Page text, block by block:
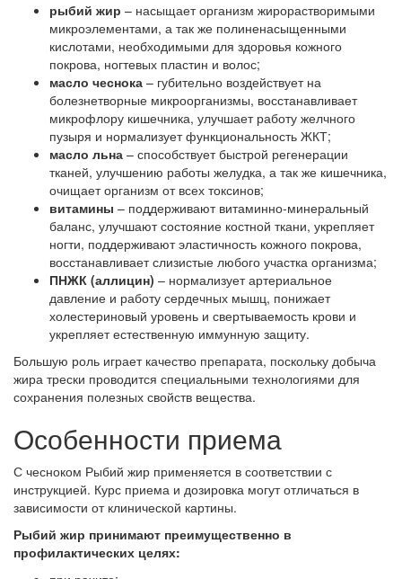
рыбий жир – насыщает организм жирорастворимыми
микроэлементами, а так же полиненасыщенными
кислотами, необходимыми для здоровья кожного
покрова, ногтевых пластин и волос;
масло чеснока – губительно воздействует на
болезнетворные микроорганизмы, восстанавливает
микрофлору кишечника, улучшает работу желчного
пузыря и нормализует функциональность ЖКТ;
масло льна – способствует быстрой регенерации
тканей, улучшению работы желудка, а так же кишечника,
очищает организм от всех токсинов;
витамины – поддерживают витаминно-минеральный
баланс, улучшают состояние костной ткани, укрепляет
ногти, поддерживают эластичность кожного покрова,
восстанавливает слизистые любого участка организма;
ПНЖК (аллицин) – нормализует артериальное
давление и работу сердечных мышц, понижает
холестериновый уровень и свертываемость крови и
укрепляет естественную иммунную защиту.
Большую роль играет качество препарата, поскольку добыча
жира трески проводится специальными технологиями для
сохранения полезных свойств вещества.
Особенности приема
С чесноком Рыбий жир применяется в соответствии с
инструкцией. Курс приема и дозировка могут отличаться в
зависимости от клинической картины.
Рыбий жир принимают преимущественно в
профилактических целях: